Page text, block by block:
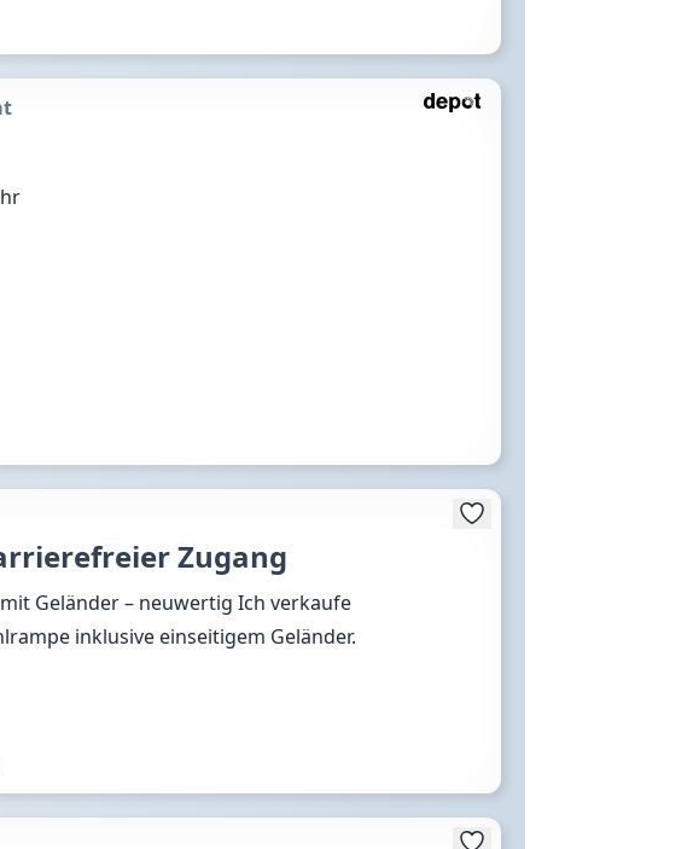
Zugang
Geländer – neuwertig Ich verkaufe
inklusive einseitigem Geländer.